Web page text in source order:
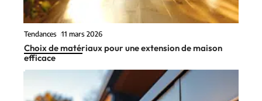
Tendances 11 mars 2026
Choix de matériaux pour une extension de maison
efficace